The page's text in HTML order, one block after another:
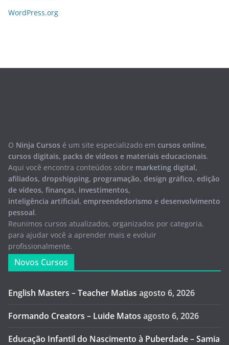
WordPress.org
O Ninja Cursos é um site especializado em cursos online,
cursos digitais, packs de vídeos e materiais educacionais.
Aqui você encontra conteúdos sobre marketing digital,
afiliados, dropshipping, programação, design gráfico, edição
de vídeos, finanças, investimentos,
inteligência artificial, empreendedorismo e desenvolvimento
pessoal.
Reunimos cursos atualizados, organizados por categoria,
para ajudar você a aprender mais e evoluir
profissionalmente.
Novos Cursos
English Masters – Teacher Matias agosto 6, 2026
Formando Creators – Luide Matos agosto 6, 2026
Educação Infantil do Nascimento à Puberdade – Samia